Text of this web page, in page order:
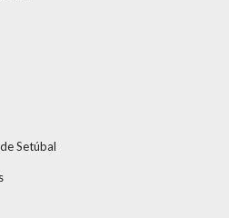
Setúbal